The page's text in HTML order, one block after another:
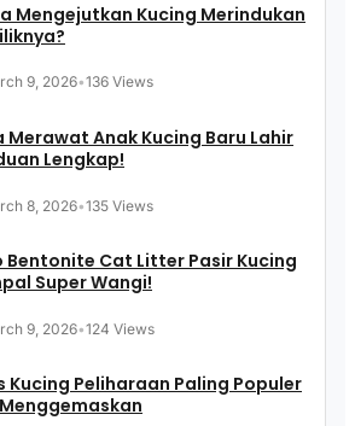
Mengejutkan Kucing Merindukan
9, 2026•136 Views
Merawat Anak Kucing Baru Lahir
Lengkap!
8, 2026•135 Views
Bentonite Cat Litter Pasir Kucing
Super Wangi!
9, 2026•124 Views
Kucing Peliharaan Paling Populer